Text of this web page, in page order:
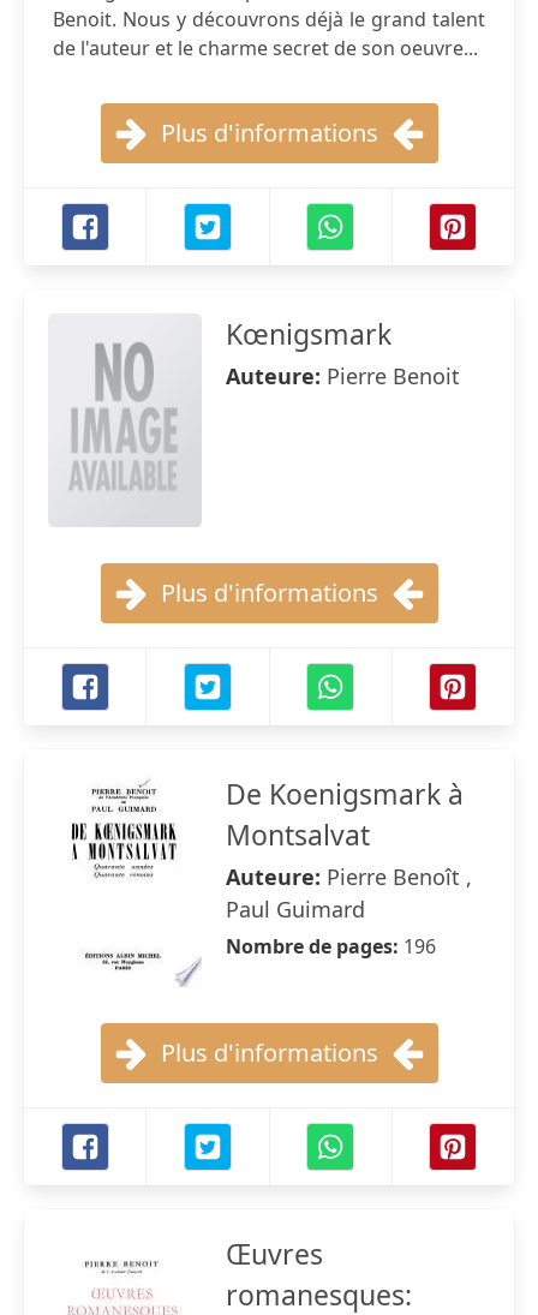
Benoit. Nous y découvrons déjà le grand talent
de l'auteur et le charme secret de son oeuvre...
Plus d'informations
Kœnigsmark
Auteure: Pierre Benoit
Plus d'informations
De Koenigsmark à
Montsalvat
Auteure: Pierre Benoît ,
Paul Guimard
Nombre de pages: 196
Plus d'informations
Œuvres
romanesques: